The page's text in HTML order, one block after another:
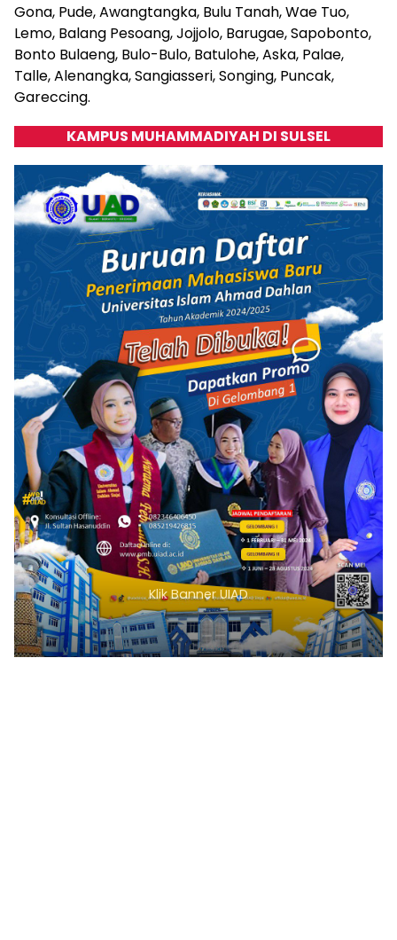
Gona, Pude, Awangtangka, Bulu Tanah, Wae Tuo,
Lemo, Balang Pesoang, Jojjolo, Barugae, Sapobonto,
Bonto Bulaeng, Bulo-Bulo, Batulohe, Aska, Palae,
Talle, Alenangka, Sangiasseri, Songing, Puncak,
Gareccing.
KAMPUS MUHAMMADIYAH DI SULSEL
Klik Banner UIAD